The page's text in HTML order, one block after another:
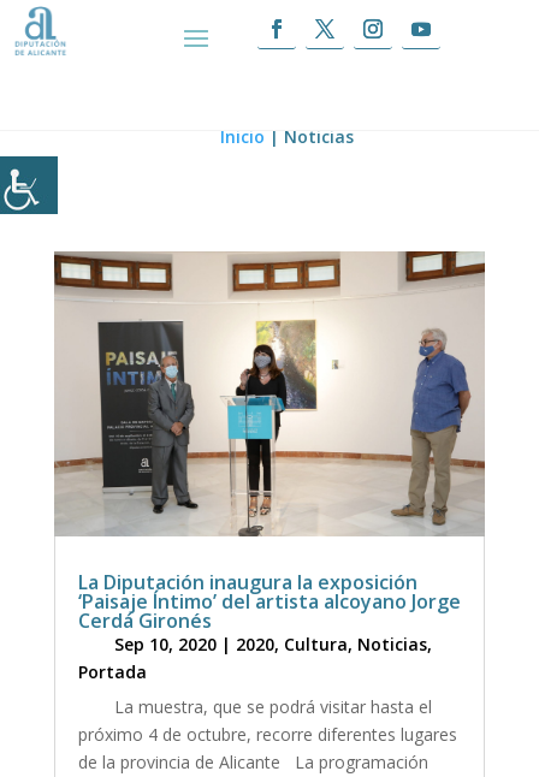
Inicio | Noticias
La Diputación inaugura la exposición
‘Paisaje Íntimo’ del artista alcoyano Jorge
Cerdá Gironés
Sep 10, 2020| 2020, Cultura, Noticias,
Portada
La muestra, que se podrá visitar hasta el
próximo 4 de octubre, recorre diferentes lugares
de la provincia de Alicante La programación